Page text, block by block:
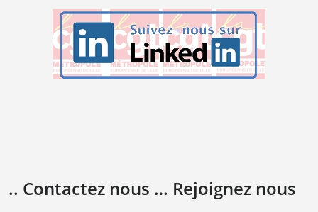
.. Contactez nous … Rejoignez nous